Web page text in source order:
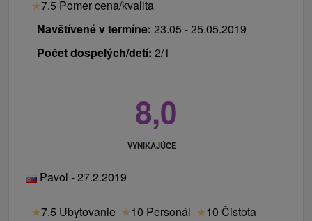
★7.5 Pomer cena/kvalita
Navštívené v termíne: 23.05 - 25.05.2019
Počet dospelých/detí: 2/1
8,0
VYNIKAJÚCE
Pavol - 27.2.2019
★7.5 Ubytovanie ★10 Personál ★10 Čistota